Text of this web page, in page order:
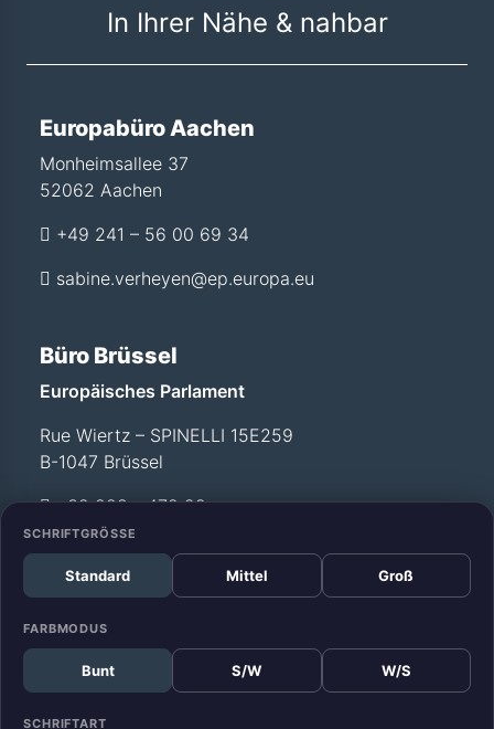
SCHRIFTGRÖSSE
Standard Mittel Groß
FARBMODUS
Bunt S/W W/S
SCHRIFTART
In Ihrer Nähe & nahbar
Europabüro Aachen
Monheimsallee 37
52062 Aachen
+49 241 – 56 00 69 34
sabine.verheyen@ep.europa.eu
Büro Brüssel
Europäisches Parlament
Rue Wiertz – SPINELLI 15E259
B-1047 Brüssel
+32 228 - 472 99
Büro Straßburg
Europäisches Parlament
Allée du Printemps –
WEISS T12 029
F-67070 Straßburg